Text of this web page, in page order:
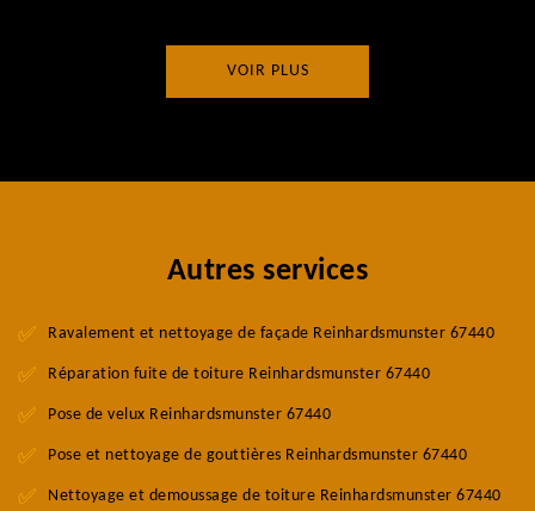
VOIR PLUS
Autres services
Ravalement et nettoyage de façade Reinhardsmunster 67440
Réparation fuite de toiture Reinhardsmunster 67440
Pose de velux Reinhardsmunster 67440
Pose et nettoyage de gouttières Reinhardsmunster 67440
Nettoyage et demoussage de toiture Reinhardsmunster 67440